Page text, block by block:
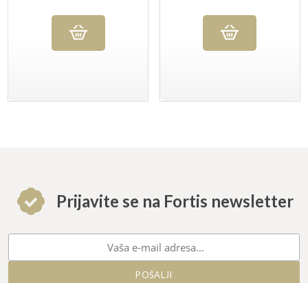
Prijavite se na Fortis newsletter